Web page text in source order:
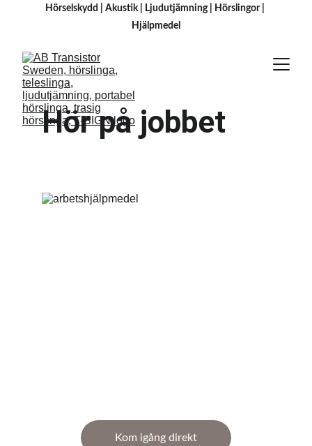
Hörselskydd Akustik | Ljudutjämning | Hörslingor |
H jälpmedel
Hör på jobbet
Kom igång direkt